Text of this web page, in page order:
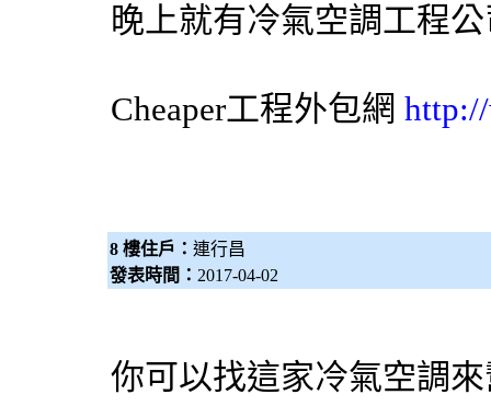
晚上就有冷氣空調工程
Cheaper工程外包網
8 樓住戶： 連行昌
發表時間： 2017-04-02
你可以找這家冷氣空調